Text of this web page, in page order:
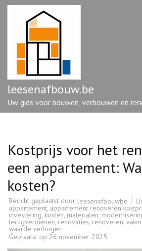
Ga
enter)
leesenafbouw.be
Uw gids voor bouwen, verbouwen en
Kostprijs voor het
een appartement:
kosten?
Bericht geplaatst door leesenafbouwbe
appartement, appartement renoveren
investering, kosten, materialen,
terugverdienen, renovaties, renoveren,
waarde verhogen
Geplaatst op 26 november 2025